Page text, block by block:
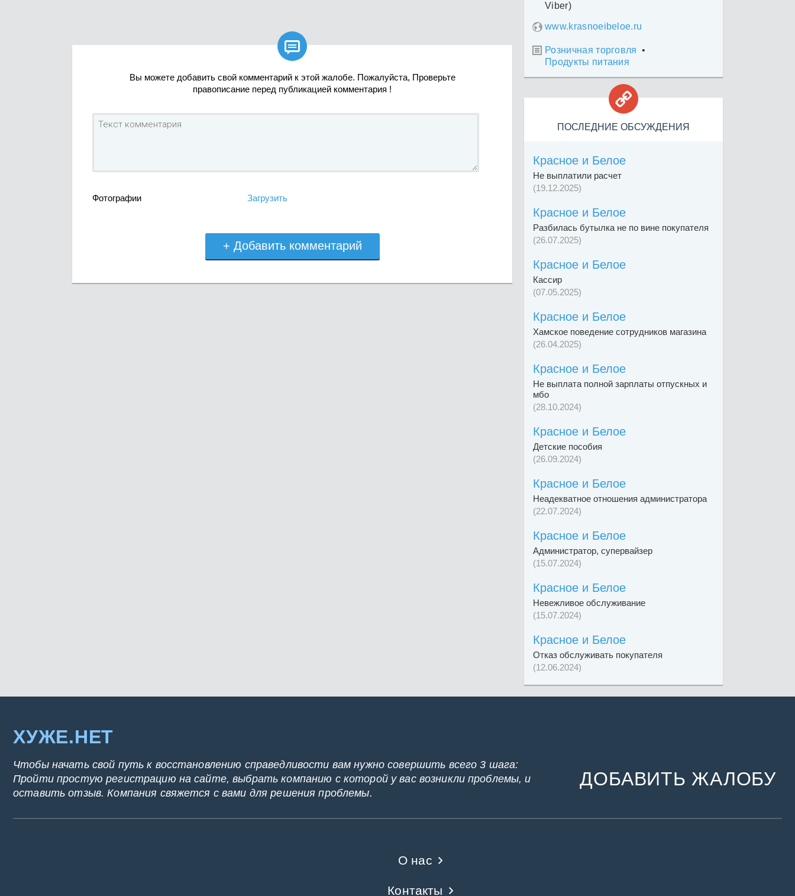

Вы можете добавить свой комментарий к этой жалобе. Пожалуйста, Проверьте
правописание перед публикацией комментария !
Фотографии Загрузить
+ Добавить комментарий
Viber)
www.krasnoeibeloe.ru
 Розничная торговля •
Продукты питания

ПОСЛЕДНИЕ ОБСУЖДЕНИЯ
Красное и Белое
Не выплатили расчет
(19.12.2025)
Красное и Белое
Разбилась бутылка не по вине покупателя
(26.07.2025)
Красное и Белое
Кассир
(07.05.2025)
Красное и Белое
Хамское поведение сотрудников магазина
(26.04.2025)
Красное и Белое
Не выплата полной зарплаты отпускных и
мбо
(28.10.2024)
Красное и Белое
Детские пособия
(26.09.2024)
Красное и Белое
Неадекватное отношения администратора
(22.07.2024)
Красное и Белое
Администратор, супервайзер
(15.07.2024)
Красное и Белое
Невежливое обслуживание
(15.07.2024)
Красное и Белое
Отказ обслуживать покупателя
(12.06.2024)
ХУЖЕ.НЕТ
Чтобы начать свой путь к восстановлению справедливости вам нужно совершить всего 3 шага:
Пройти простую регистрацию на сайте, выбрать компанию с которой у вас возникли проблемы, и
оставить отзыв. Компания свяжется с вами для решения проблемы.
ДОБАВИТЬ ЖАЛОБУ
О нас
Контакты